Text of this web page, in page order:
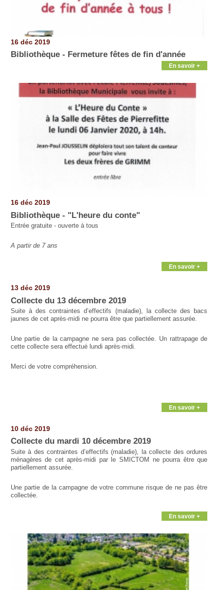
16 déc 2019
Bibliothèque - Fermeture fêtes de fin d'année
En savoir +
16 déc 2019
Bibliothèque - "L'heure du conte"
Entrée gratuite - ouverte à tous
A partir de 7 ans
En savoir +
13 déc 2019
Collecte du 13 décembre 2019
Suite à des contraintes d’effectifs (maladie), la collecte des bacs
jaunes de cet après-midi ne pourra être que partiellement assurée.
Une partie de la campagne ne sera pas collectée. Un rattrapage de
cette collecte sera effectué lundi après-midi.
Merci de votre compréhension.
En savoir +
10 déc 2019
Collecte du mardi 10 décembre 2019
Suite à des contraintes d’effectifs (maladie), la collecte des ordures
ménagères de cet après-midi par le SMICTOM ne pourra être que
partiellement assurée.
Une partie de la campagne de votre commune risque de ne pas être
collectée.
En savoir +